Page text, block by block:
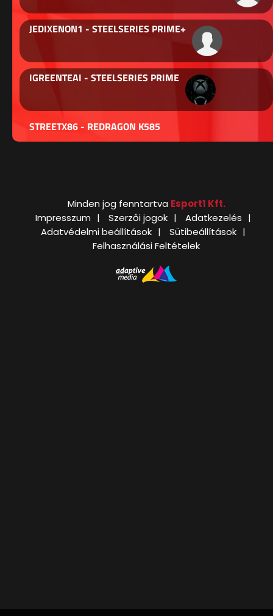
JEDIXENON1 - STEELSERIES PRIME+
IGREENTEAI - STEELSERIES PRIME
STREETX86 - REDRAGON K585
Minden jog fenntartva Esport1 Kft.
Impresszum
Szerzői jogok
Adatkezelés
Adatvédelmi beállítások
Sütibeállítások
Felhasználási Feltételek